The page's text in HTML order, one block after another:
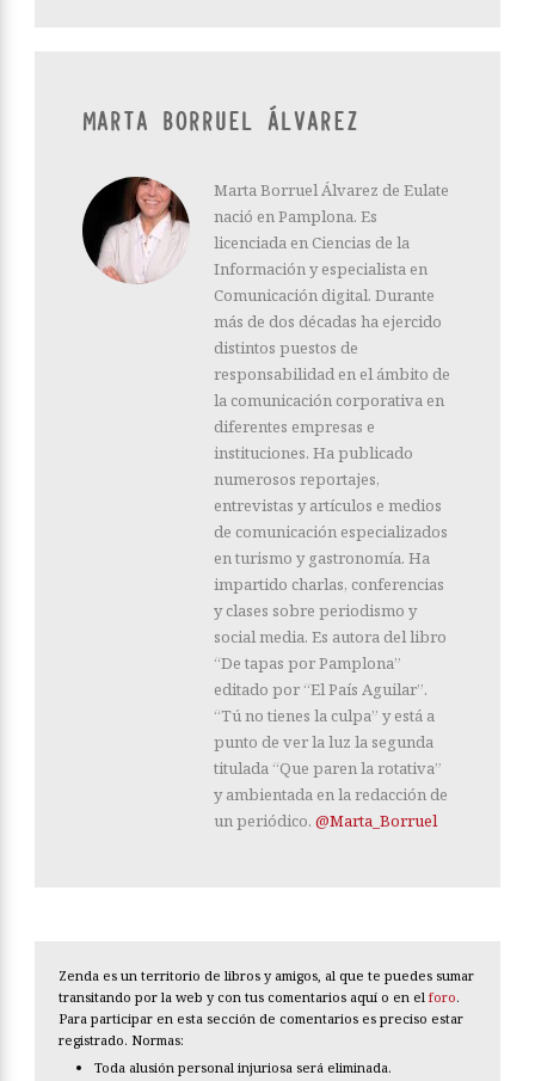
MARTA BORRUEL ÁLVAREZ
Marta Borruel Álvarez de Eulate
nació en Pamplona. Es
licenciada en Ciencias de la
Información y especialista en
Comunicación digital. Durante
más de dos décadas ha ejercido
distintos puestos de
responsabilidad en el ámbito de
la comunicación corporativa en
diferentes empresas e
instituciones. Ha publicado
numerosos reportajes,
entrevistas y artículos e medios
de comunicación especializados
en turismo y gastronomía. Ha
impartido charlas, conferencias
y clases sobre periodismo y
social media. Es autora del libro
“De tapas por Pamplona”
editado por “El País Aguilar”.
“Tú no tienes la culpa” y está a
punto de ver la luz la segunda
titulada “Que paren la rotativa”
y ambientada en la redacción de
un periódico. @Marta_Borruel
Zenda es un territorio de libros y amigos, al que te puedes sumar
transitando por la web y con tus comentarios aquí o en el foro.
Para participar en esta sección de comentarios es preciso estar
registrado. Normas:
Toda alusión personal injuriosa será eliminada.